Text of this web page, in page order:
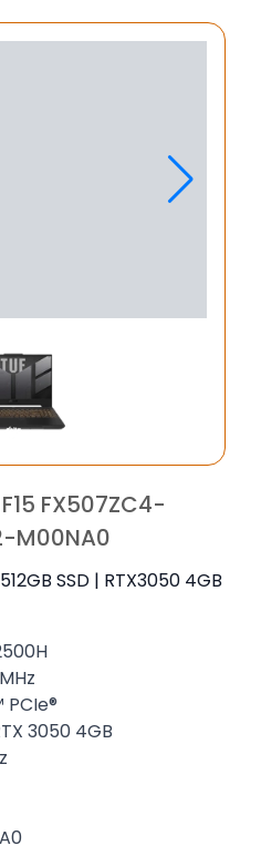
FX507ZC4-
M00NA0
SSD | RTX3050 4GB
PCIe®
3050 4GB